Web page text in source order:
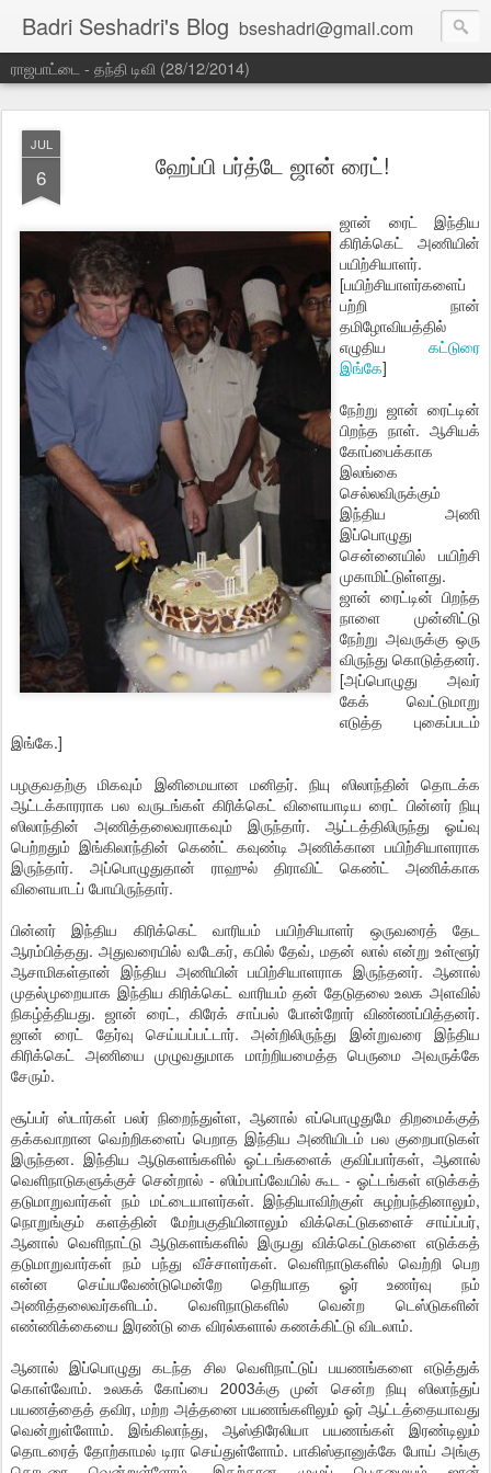
Badri Seshadri's Blog bseshadri@gmail.com
ராஜபாட்டை - தந்தி டிவி (28/12/2014)
JUL
6 ஹேப்பி பர்த்டே ஜான் ரைட்!
ஜான் ரைட் இந்திய
கிரிக்கெட் அணியின்
பயிற்சியாளர்.
[பயிற்சியாளர்களைப்
பற்றி நான்
தமிழோவியத்தில்
எழுதிய கட்டுரை
இங்கே]
நேற்று ஜான் ரைட்டின்
பிறந்த நாள். ஆசியக்
கோப்பைக்காக
இலங்கை
செல்லவிருக்கும்
இந்திய அணி
இப்பொழுது
சென்னையில் பயிற்சி
முகாமிட்டுள்ளது.
ஜான் ரைட்டின் பிறந்த
நாளை முன்னிட்டு
நேற்று அவருக்கு ஒரு
விருந்து கொடுத்தனர்.
[அப்பொழுது அவர்
கேக் வெட்டுமாறு
எடுத்த புகைப்படம்
இங்கே.]
பழகுவதற்கு மிகவும் இனிமையான மனிதர். நியு ஸிலாந்தின் தொடக்க
ஆட்டக்காரராக பல வருடங்கள் கிரிக்கெட் விளையாடிய ரைட் பின்னர் நியு
ஸிலாந்தின் அணித்தலைவராகவும் இருந்தார். ஆட்டத்திலிருந்து ஓய்வு
பெற்றதும் இங்கிலாந்தின் கெண்ட் கவுண்டி அணிக்கான பயிற்சியாளராக
இருந்தார். அப்பொழுதுதான் ராஹுல் திராவிட் கெண்ட் அணிக்காக
விளையாடப் போயிருந்தார்.
பின்னர் இந்திய கிரிக்கெட் வாரியம் பயிற்சியாளர் ஒருவரைத் தேட
ஆரம்பித்தது. அதுவரையில் வடேகர், கபில் தேவ், மதன் லால் என்று உள்ளூர்
ஆசாமிகள்தான் இந்திய அணியின் பயிற்சியாளராக இருந்தனர். ஆனால்
முதல்முறையாக இந்திய கிரிக்கெட் வாரியம் தன் தேடுதலை உலக அளவில்
நிகழ்த்தியது. ஜான் ரைட், கிரேக் சாப்பல் போன்றோர் விண்ணப்பித்தனர்.
ஜான் ரைட் தேர்வு செய்யப்பட்டார். அன்றிலிருந்து இன்றுவரை இந்திய
கிரிக்கெட் அணியை முழுவதுமாக மாற்றியமைத்த பெருமை அவருக்கே
சேரும்.
சூப்பர் ஸ்டார்கள் பலர் நிறைந்துள்ள, ஆனால் எப்பொழுதுமே திறமைக்குத்
தக்கவாறான வெற்றிகளைப் பெறாத இந்திய அணியிடம் பல குறைபாடுகள்
இருந்தன. இந்திய ஆடுகளங்களில் ஓட்டங்களைக் குவிப்பார்கள், ஆனால்
வெளிநாடுகளுக்குச் சென்றால் - ஸிம்பாப்வேயில் கூட - ஓட்டங்கள் எடுக்கத்
தடுமாறுவார்கள் நம் மட்டையாளர்கள். இந்தியாவிற்குள் சுழற்பந்தினாலும்,
நொறுங்கும் களத்தின் மேற்பகுதியினாலும் விக்கெட்டுகளைச் சாய்ப்பர்,
ஆனால் வெளிநாட்டு ஆடுகளங்களில் இருபது விக்கெட்டுகளை எடுக்கத்
தடுமாறுவார்கள் நம் பந்து வீச்சாளர்கள். வெளிநாடுகளில் வெற்றி பெற
என்ன செய்யவேண்டுமென்றே தெரியாத ஓர் உணர்வு நம்
அணித்தலைவர்களிடம். வெளிநாடுகளில் வென்ற டெஸ்டுகளின்
எண்ணிக்கையை இரண்டு கை விரல்களால் கணக்கிட்டு விடலாம்.
ஆனால் இப்பொழுது கடந்த சில வெளிநாட்டுப் பயணங்களை எடுத்துக்
கொள்வோம். உலகக் கோப்பை 2003க்கு முன் சென்ற நியு ஸிலாந்துப்
பயணத்தைத் தவிர, மற்ற அத்தனை பயணங்களிலும் ஓர் ஆட்டத்தையாவது
வென்றுள்ளோம். இங்கிலாந்து, ஆஸ்திரேலியா பயணங்கள் இரண்டிலும்
தொடரைத் தோற்காமல் டிரா செய்துள்ளோம். பாகிஸ்தானுக்கே போய் அங்கு